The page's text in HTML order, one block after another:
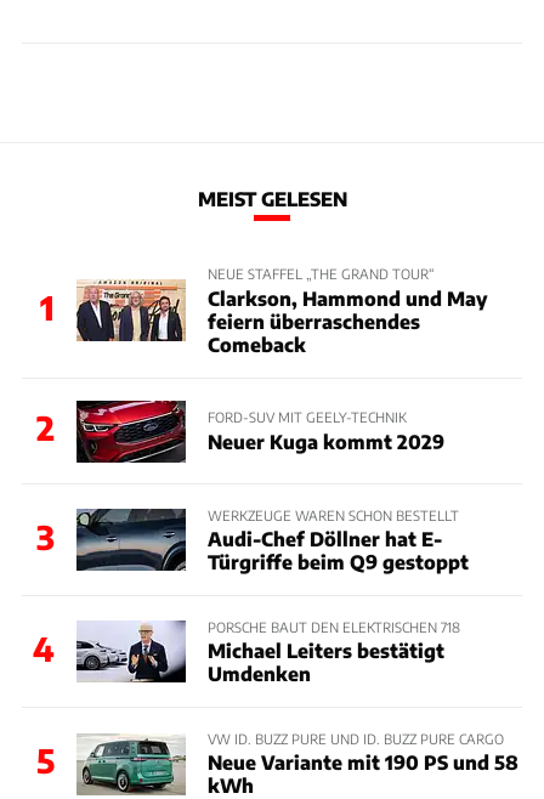
MEIST GELESEN
1
NEUE STAFFEL „THE GRAND TOUR“
Clarkson, Hammond und May
feiern überraschendes
Comeback
2 FORD-SUV MIT GEELY-TECHNIK
Neuer Kuga kommt 2029
3
WERKZEUGE WAREN SCHON BESTELLT
Audi-Chef Döllner hat E-
Türgriffe beim Q9 gestoppt
4
PORSCHE BAUT DEN ELEKTRISCHEN 718
Michael Leiters bestätigt
Umdenken
5
VW ID. BUZZ PURE UND ID. BUZZ PURE CARGO
Neue Variante mit 190 PS und 58
kWh